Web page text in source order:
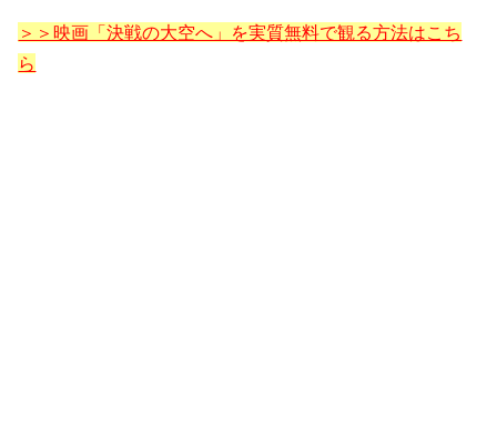
＞＞映画「決戦の大空へ」を実質無料で観る方法はこち
ら